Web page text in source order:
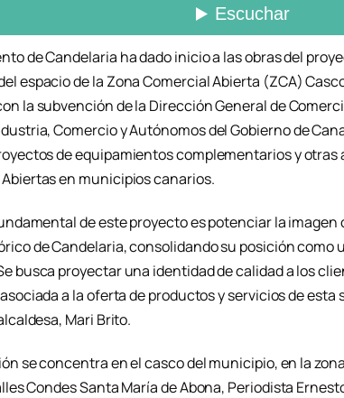
de Candelaria ha dado inicio a las obras del
espacio de la Zona Comercial Abierta (ZCA)
la subvención de la Dirección General de
Comercio y Autónomos del Gobierno de
de equipamientos complementarios y
en municipios canarios.
de este proyecto es potenciar la imagen
de Candelaria, consolidando su posición como
busca proyectar una identidad de calidad a los
a la oferta de productos y servicios de esta
Mari Brito.
se concentra en el casco del municipio, en la
Condes Santa María de Abona, Periodista